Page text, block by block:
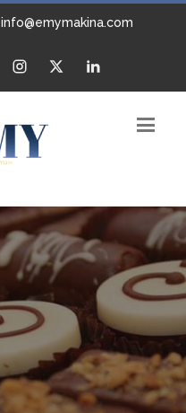
info@emymakina.com